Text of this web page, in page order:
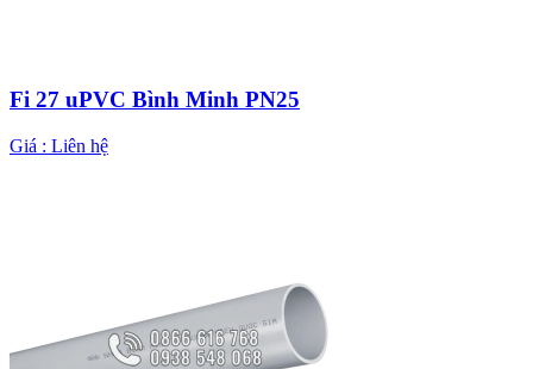
Fi 27 uPVC Bình Minh PN25
Giá : Liên hệ